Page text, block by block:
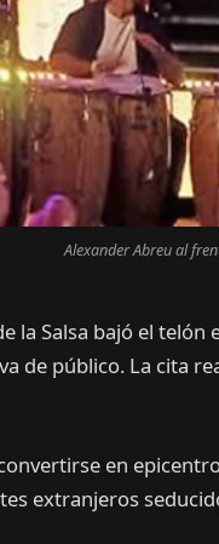
Alexander Abreu al
la Salsa bajó el
de público. La cita
en
extranjeros